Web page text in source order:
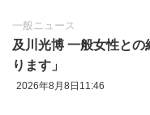
一般ニュース
及川光博 一般女性と
ります」
2026年8月8日11:46